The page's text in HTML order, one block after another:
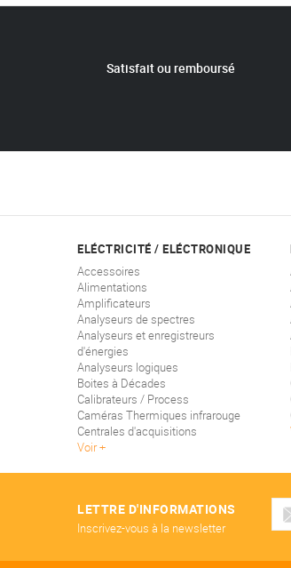
Satisfait ou remboursé
ELÉCTRICITÉ / ELÉCTRONIQUE
Accessoires
Alimentations
Amplificateurs
Analyseurs de spectres
Analyseurs et enregistreurs
d'énergies
Analyseurs logiques
Boites à Décades
Calibrateurs / Process
Caméras Thermiques infrarouge
Centrales d'acquisitions
Voir
LETTRE D'INFORMATIONS
Inscrivez-vous à la newsletter